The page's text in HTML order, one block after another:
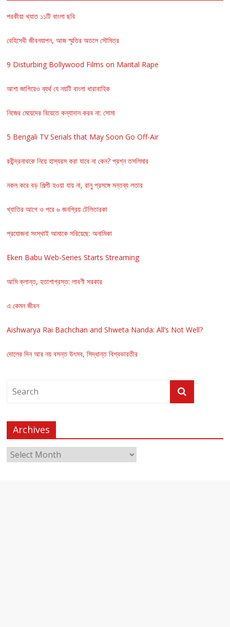
পরকীয়া খ্যাত ১১টি বাংলা ছবি
বেহিসেবী জীবনযাপন, আজ স্মৃতির অতলে সৌমিত্র
9 Disturbing Bollywood Films on Marital Rape
আশা জাগিয়েও ব্যর্থ যে নয়টি বাংলা ধারাবাহিক
নিজের মেয়েদের বিয়েতে কন্যাদান করব না: সোমা
5 Bengali TV Serials that May Soon Go Off-Air
রবীন্দ্রনাথকে নিয়ে হাস্যরস করা যাবে না কেন? প্রশ্ন তসলিমার
নকল করে বড় শিল্পী হওয়া যায় না, রানু প্রসঙ্গে মন্তব্য লতার
খ্যাতির আগে ও পরে ৬ জনপ্রিয় টেলিতারকা
প্রযোজনা সংস্থাই আমাকে সরিয়েছে: অনামিকা
Eken Babu Web-Series Starts Streaming
আমি ক্লান্ত, হতাশাগ্রস্ত: লাবণী সরকার
এ কেমন জীবন
Aishwarya Rai Bachchan and Shweta Nanda: All’s Not Well?
দোলের দিন আর নয় বসন্ত উৎসব, সিদ্ধান্ত বিশ্বভারতীর
Archives